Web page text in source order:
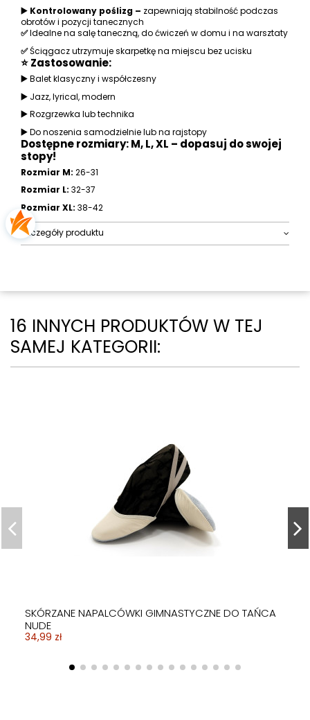
▶️ Kontrolowany poślizg – zapewniają stabilność podczas
obrotów i pozycji tanecznych
✅Idealne na salę taneczną, do ćwiczeń w domu i na warsztaty
✅Ściągacz utrzymuje skarpetkę na miejscu bez ucisku
⭐ Zastosowanie:
▶️Balet klasyczny i współczesny
▶️ Jazz, lyrical, modern
▶️Rozgrzewka lub technika
▶️Do noszenia samodzielnie lub na rajstopy
Dostępne rozmiary: M, L, XL – dopasuj do swojej
stopy!
Rozmiar M: 26-31
Rozmiar L: 32-37
Rozmiar XL: 38-42
Szczegóły produktu
16 INNYCH PRODUKTÓW W TEJ
SAMEJ KATEGORII:
SKÓRZANE NAPALCÓWKI GIMNASTYCZNE DO TAŃCA
NUDE
34,99 zł